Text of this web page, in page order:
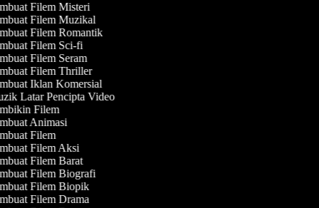
Filem Misteri
Filem Muzikal
Filem Romantik
Filem Sci-fi
Filem Seram
Filem Thriller
Iklan Komersial
Latar Pencipta Video
Filem
Animasi
Filem
Filem Aksi
Filem Barat
Filem Biografi
Filem Biopik
Filem Drama